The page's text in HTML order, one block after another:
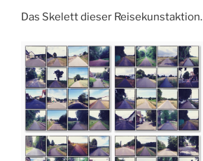
Das Skelett dieser Reisekunstaktion.